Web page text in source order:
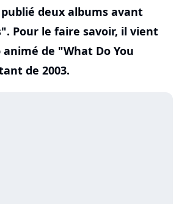
deux albums avant
Pour le faire savoir, il vient
de "What Do You
de 2003.